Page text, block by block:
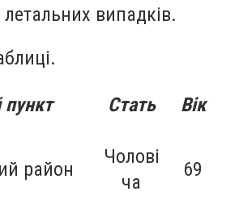
випадків.
Стать Вік
район
Чолові
ча
69